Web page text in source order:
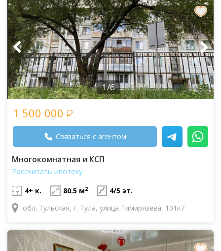
1/6
1 500 000
Связаться с агентом
Многокомнатная и КСП
Рассчитать ипотеку
4+ к. 80.5 м2
4/5 эт.
обл. Тульская, г. Тула, улица Тимирязева, 101к7